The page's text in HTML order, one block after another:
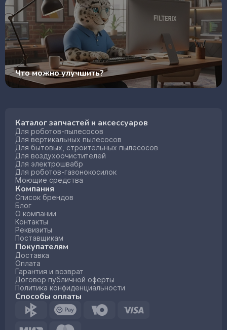
Что можно улучшить?
Каталог запчастей и аксессуаров
Для роботов-пылесосов
Для вертикальных пылесосов
Для бытовых, строительных пылесосов
Для воздухоочистителей
Для электрошвабр
Для роботов-газонокосилок
Моющие средства
Компания
Список брендов
Блог
О компании
Контакты
Реквизиты
Поставщикам
Покупателям
Доставка
Оплата
Гарантия и возврат
Договор публичной оферты
Политика конфиденциальности
Способы оплаты